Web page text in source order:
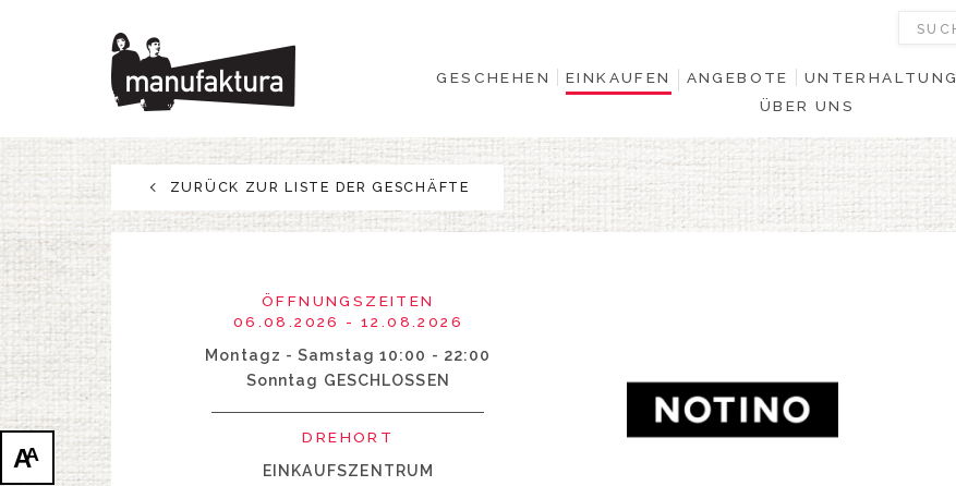
AA
GESCHEHEN EINKAUFEN ANGEBOTE UNTERHALTUNG
ÜBER UNS
GESCHEHEN
EINKAUFEN
ANGEBOTE
UNTERHALTUNG
RESTAURANTS
PLAN
ÜBER UNS
ZURÜCK ZUR LISTE DER GESCHÄFTE
ÖFFNUNGSZEITEN
06.08.2026 - 12.08.2026
Montagz - Samstag 10:00 - 22:00
Sonntag GESCHLOSSEN
DREHORT
EINKAUFSZENTRUM